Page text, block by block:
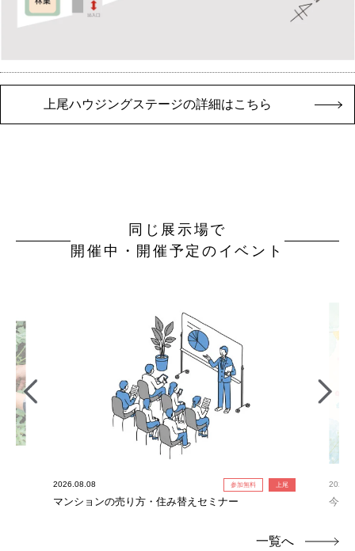
上尾ハウジングステージの詳細はこちら
同じ展示場で
開催中・開催予定のイベント
2026.08.08 参加無料 上尾
マンションの売り方・住み替えセミナー
今だ
一覧へ